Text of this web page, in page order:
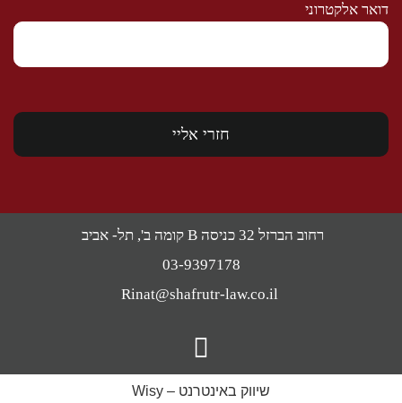
דואר אלקטרוני
רחוב הברזל 32 כניסה B קומה ב', תל- אביב
03-9397178
Rinat@shafrutr-law.co.il
שיווק באינטרנט – Wisy